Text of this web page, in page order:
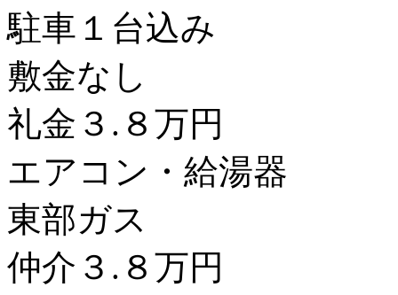
駐車１台込み
敷金なし
礼金３.８万円
エアコン・給湯器
東部ガス
仲介３.８万円